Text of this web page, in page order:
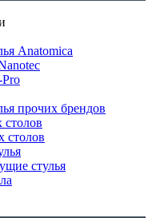
Anatomica
прочих брендов
столов
стулья